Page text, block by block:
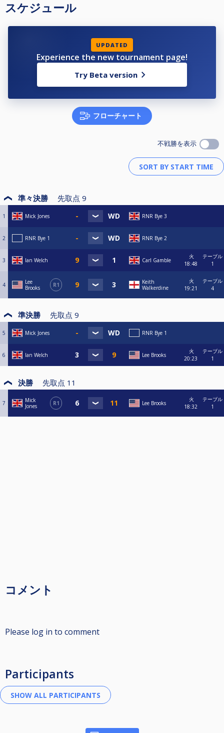
スケジュール
UPDATED
Experience the new tournament page!
Try Beta version
フローチャート
不戦勝を表示
準々決勝 先取点 9
1 Mick Jones RNR Bye 3
2 RNR Bye 1 RNR Bye 2
3 Ian Welch Carl Gamble
火
18:48
テーブル
1
4
Lee
Brooks
R1
Keith
Walkerdine
火
19:21
テーブル
4
準決勝 先取点 9
5 Mick Jones RNR Bye 1
6 Ian Welch Lee Brooks
火
20:23
テーブル
1
決勝 先取点 11
7
Mick
Jones
R1 Lee Brooks
火
18:32
テーブル
1
コメント
Please log in to comment
Participants